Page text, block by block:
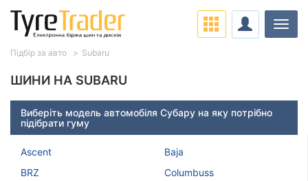
ШИНИ НА SUBARU
Виберіть модель автомобіля Субару на яку потрібно
підібрати гуму
Ascent
Baja
BRZ
Columbuss
Підбір за авто Subaru